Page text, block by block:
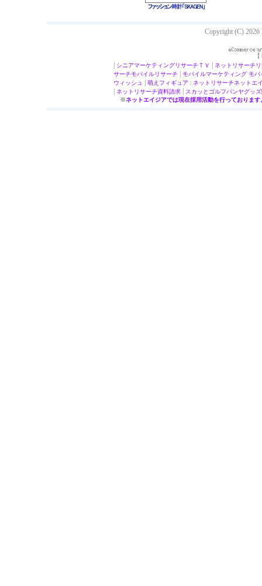
Copyright (C) 2026
シニアマーケティングリサーチＴＶ ネットリサーチ
サーチモバイルリサーチ モバイルマーケティング モバ
ウィッシュ
萌え フィギュア | ネットリサーチネットエ
ネットリサーチ資料請求 スカッとゴルフパンヤグッ
※ネットエイジアでは現在採用活動を行っておりま